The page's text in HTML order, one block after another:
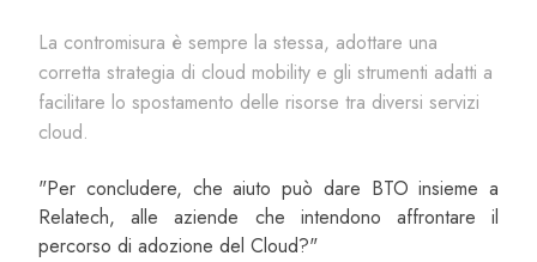
La contromisura è sempre la stessa, adottare una
corretta strategia di cloud mobility e gli strumenti adatti a
facilitare lo spostamento delle risorse tra diversi servizi
cloud.
"Per concludere, che aiuto può dare BTO insieme a
Relatech, alle aziende che intendono affrontare il
percorso di adozione del Cloud?"